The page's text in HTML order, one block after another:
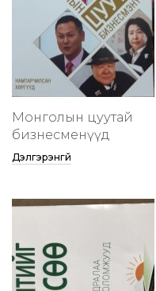
Монголын цуутай
бизнесменүүд
Дэлгэрэнгүй